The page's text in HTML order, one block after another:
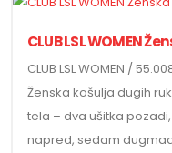
CLUB LSL WOMEN
CLUB LSL WOMEN /
Ženska košulja dugih
tela – dva ušitka
napred, sedam